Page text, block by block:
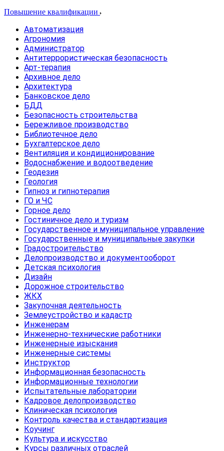
Повышение квалификации
Автоматизация
Агрономия
Администратор
Антитеррористическая безопасность
Арт-терапия
Архивное дело
Архитектура
Банковское дело
БДД
Безопасность строительства
Бережливое производство
Библиотечное дело
Бухгалтерское дело
Вентиляция и кондиционирование
Водоснабжение и водоотведение
Геодезия
Геология
Гипноз и гипнотерапия
ГО и ЧС
Горное дело
Гостиничное дело и туризм
Государственное и муниципальное управление
Государственные и муниципальные закупки
Градостроительство
Делопроизводство и документооборот
Детская психология
Дизайн
Дорожное строительство
ЖКХ
Закупочная деятельность
Землеустройство и кадастр
Инженерам
Инженерно-технические работники
Инженерные изыскания
Инженерные системы
Инструктор
Информационная безопасность
Информационные технологии
Испытательные лаборатории
Кадровое делопроизводство
Клиническая психология
Контроль качества и стандартизация
Коучинг
Культура и искусство
Курсы различных отраслей